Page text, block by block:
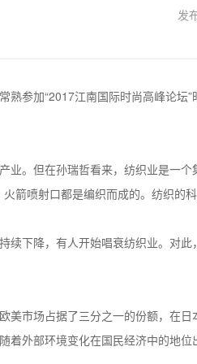
发
熟参加“2017江南国际时尚高峰论
。但在孙瑞哲看来，纺织业是一
箭喷射口都是编织而成的。纺织的科
续下降，有人开始唱衰纺织业。对
美市场占据了三分之一的份额，在
着外部环境变化在国民经济中的地位